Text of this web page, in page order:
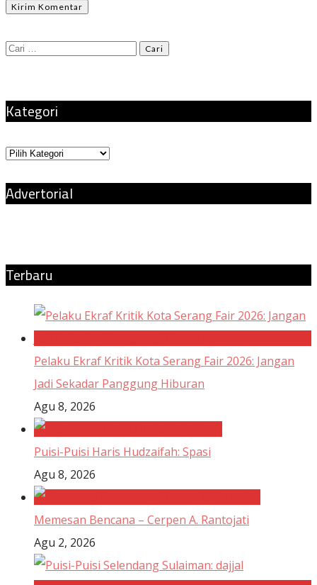
Cari
Kategori
Kategori
Advertorial
Terbaru
Pelaku Ekraf Kritik Kota Serang Fair 2026: Jangan
Jadi Sekadar Panggung Hiburan
Agu 8, 2026
Puisi-Puisi Haris Hudzaifah: Spasi
Agu 8, 2026
Memesan Bencana – Cerpen A. Rantojati
Agu 2, 2026